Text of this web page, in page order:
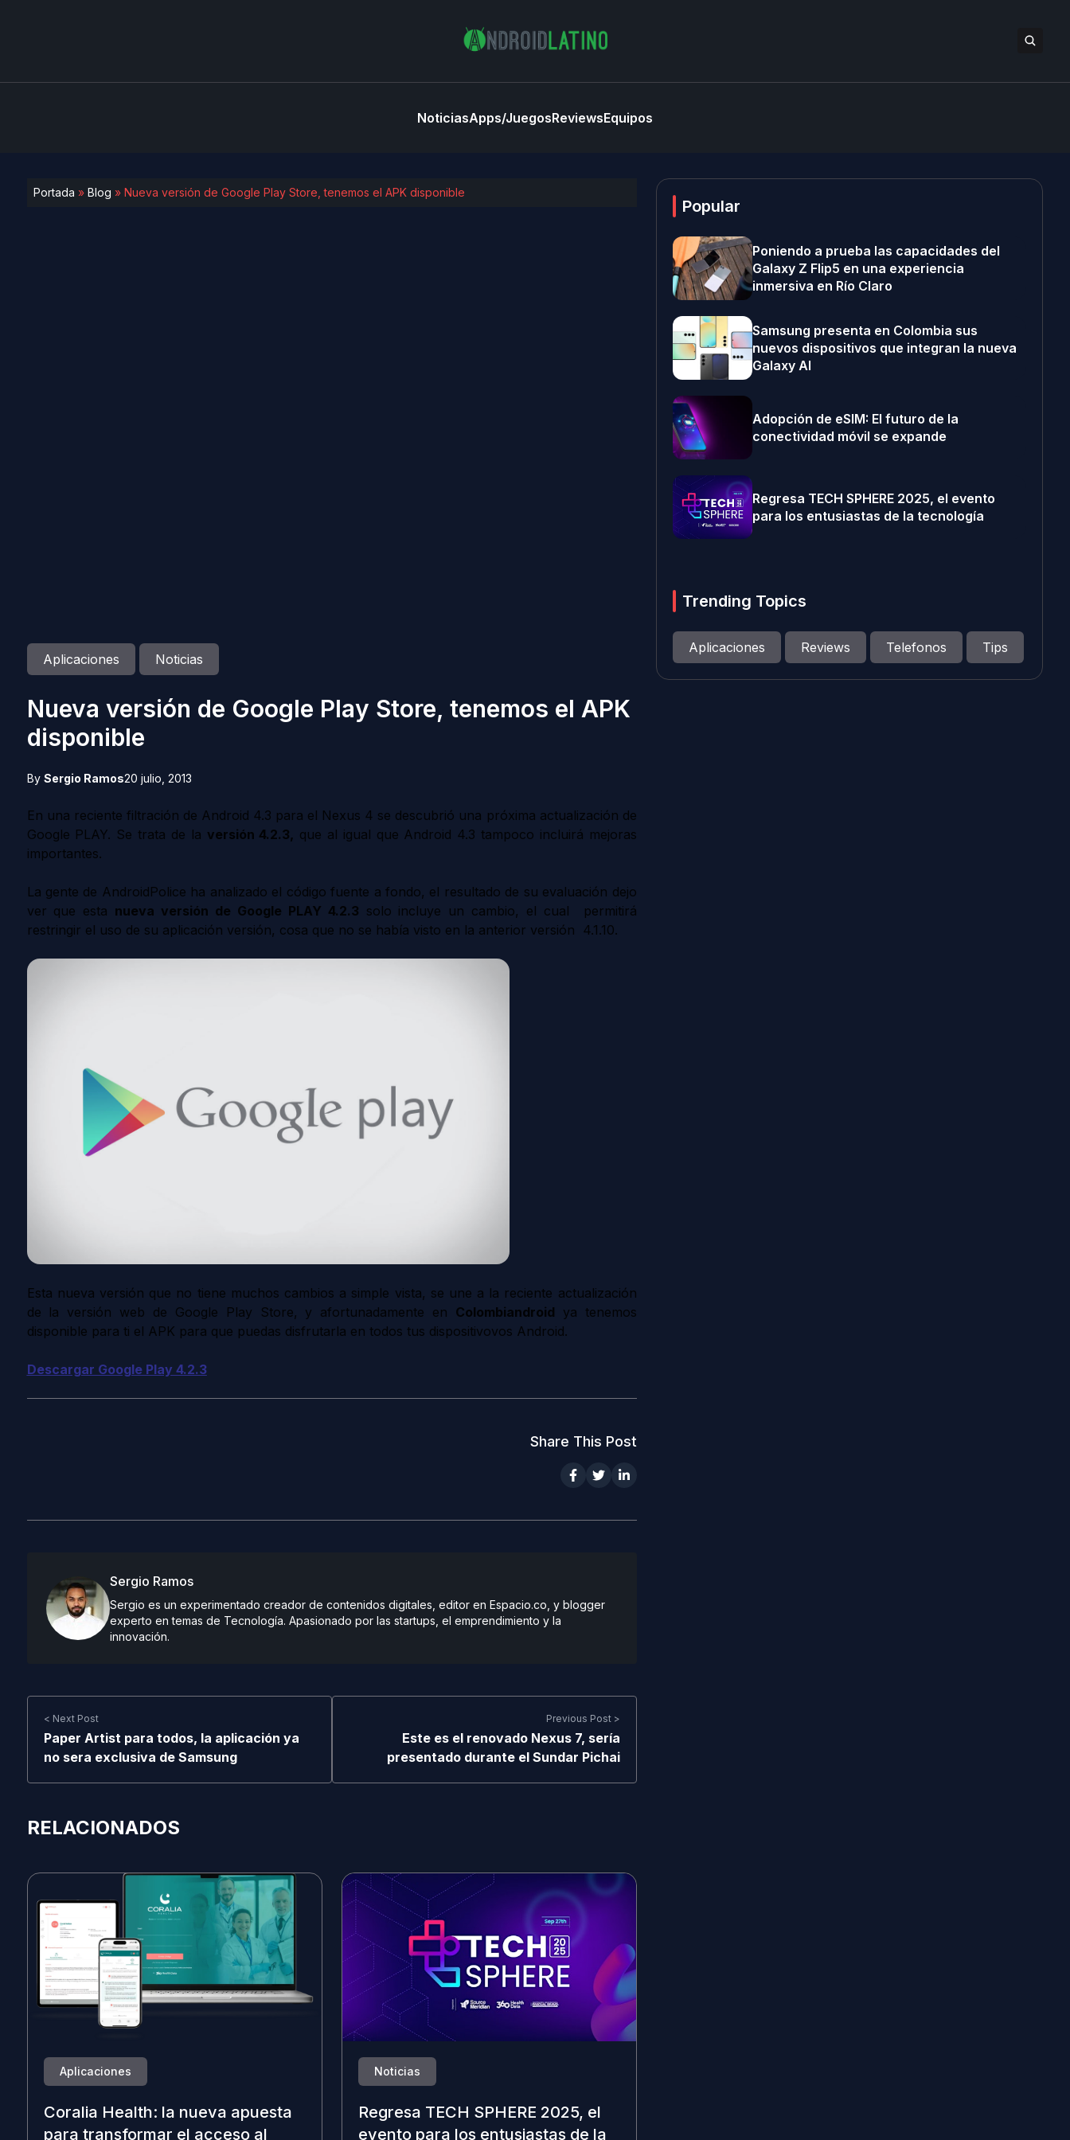
NoticiasApps/JuegosReviewsEquipos
Portada » Blog » Nueva versión de Google Play Store, tenemos el APK disponible
Aplicaciones Noticias
Nueva versión de Google Play Store, tenemos el APK
disponible
By Sergio Ramos20 julio, 2013
En una reciente filtración de Android 4.3 para el Nexus 4 se descubrió una próxima actualización de
Google PLAY. Se trata de la versión 4.2.3, que al igual que Android 4.3 tampoco incluirá mejoras
importantes.
La gente de AndroidPolice ha analizado el código fuente a fondo, el resultado de su evaluación dejo
ver que esta nueva versión de Google PLAY 4.2.3 solo incluye un cambio, el cual permitirá
restringir el uso de su aplicación versión, cosa que no se había visto en la anterior versión 4.1.10.
Esta nueva versión que no tiene muchos cambios a simple vista, se une a la reciente actualización
de la versión web de Google Play Store, y afortunadamente en Colombiandroid ya tenemos
disponible para ti el APK para que puedas disfrutarla en todos tus dispositivovos Android.
Descargar Google Play 4.2.3
Share This Post
Sergio Ramos
Sergio es un experimentado creador de contenidos digitales, editor en Espacio.co, y blogger
experto en temas de Tecnología. Apasionado por las startups, el emprendimiento y la
innovación.
< Next Post
Paper Artist para todos, la aplicación ya
no sera exclusiva de Samsung
Previous Post >
Este es el renovado Nexus 7, sería
presentado durante el Sundar Pichai
RELACIONADOS
Aplicaciones
Coralia Health: la nueva apuesta
para transformar el acceso al
Noticias
Regresa TECH SPHERE 2025, el
evento para los entusiastas de la
Popular
Poniendo a prueba las capacidades del
Galaxy Z Flip5 en una experiencia
inmersiva en Río Claro
Samsung presenta en Colombia sus
nuevos dispositivos que integran la nueva
Galaxy AI
Adopción de eSIM: El futuro de la
conectividad móvil se expande
Regresa TECH SPHERE 2025, el evento
para los entusiastas de la tecnología
Trending Topics
Aplicaciones Reviews Telefonos Tips